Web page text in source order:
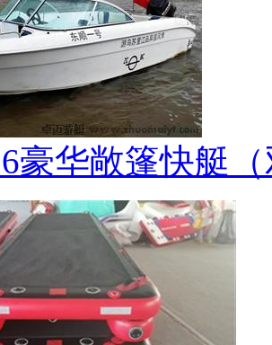
豪华敞篷快艇